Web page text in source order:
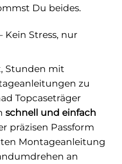
Du beides.
Kein Stress, nur
Stunden mit
zu
Topcaseträger
schnell und einfach
präzisen Passform
Montageanleitung
an